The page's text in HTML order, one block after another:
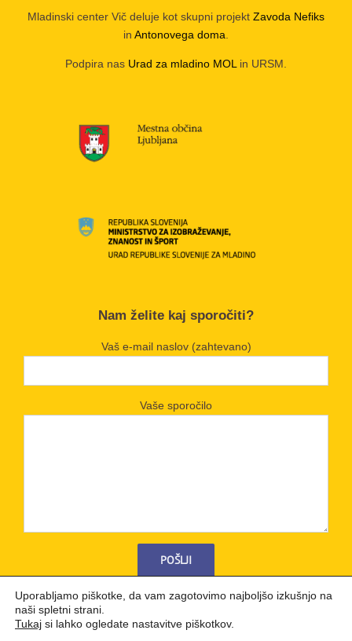
Mladinski center Vič deluje kot skupni projekt Zavoda Nefiks
in Antonovega doma
Podpira nas Urad za mladino MOL in URSM.
Nam želite kaj sporočiti?
Vaš e-mail naslov (zahtevano)
Vaše sporočilo
Uporabljamo piškotke, da vam zagotovimo najboljšo izkušnjo na
naši spletni strani.
Tukaj si lahko ogledate nastavitve piškotkov.